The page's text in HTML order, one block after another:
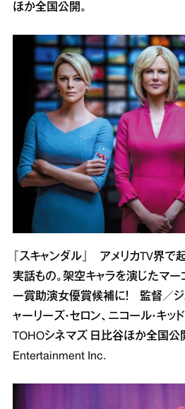
ほか全国公開。
『スキャンダル』 アメリカTV界で
実話もの。架空キャラを演じたマー
ー賞助演女優賞候補に！ 監督／
ャーリーズ・セロン、ニコール・キ
TOHOシネマズ 日比谷ほか全国
Entertainment Inc.